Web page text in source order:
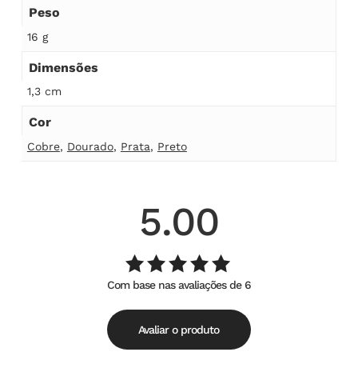
Peso
16 g
Dimensões
1,3 cm
Cor
Cobre, Dourado, Prata, Preto
5.00
Avaliação
5.00de
5
Com base nas avaliações de 6
Avaliar o produto